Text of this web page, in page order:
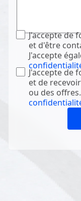
J'accepte de
et d'être
J'accepte
J'accepte de
et de
ou des